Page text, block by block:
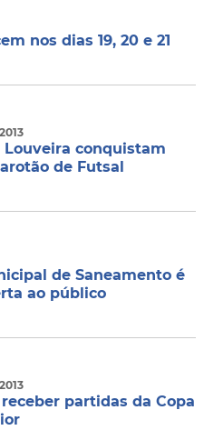
nos dias 19, 20 e 21
Louveira conquistam
de Futsal
de Saneamento é
ao público
partidas da Copa